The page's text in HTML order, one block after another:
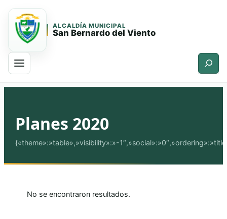
contenido
principal
contenido
ALCALDÍA MUNICIPAL
San Bernardo del Viento
Buscar
Planes 2020
{«theme»:»table»,»visibility»:»-
No se encontraron resultados.